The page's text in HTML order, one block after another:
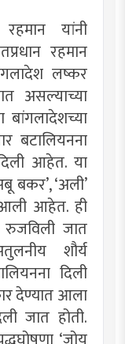
यांनी
रहमान
लष्कर
असल्याच्या
बांगलादेशच्या
बटालियनना
आहेत. या
बकर’, ‘अली’
आली आहेत. ही
रुजविली जात
शौर्य
दिली
देण्यात आला
जात होती.